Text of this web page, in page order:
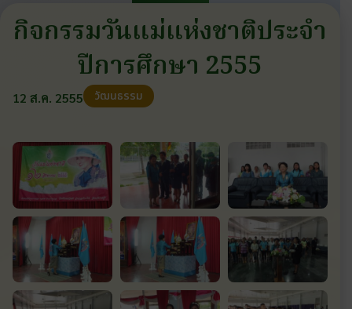
กิจกรรมวันแม่แห่งชาติประจำ
ปีการศึกษา 2555
12 ส.ค. 2555 วัฒนธรรม